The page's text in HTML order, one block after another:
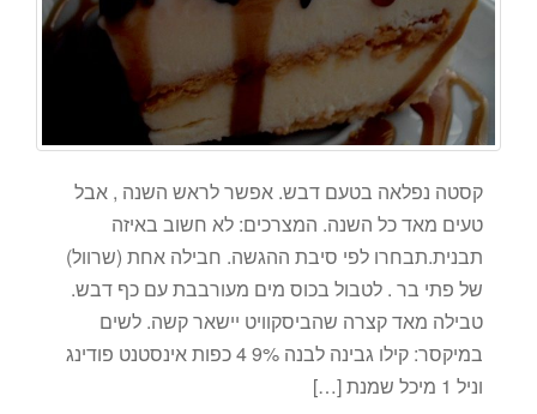
קסטה נפלאה בטעם דבש. אפשר לראש השנה , אבל
טעים מאד כל השנה. המצרכים: לא חשוב באיזה
תבנית.תבחרו לפי סיבת ההגשה. חבילה אחת (שרוול)
של פתי בר . לטבול בכוס מים מעורבבת עם כף דבש.
טבילה מאד קצרה שהביסקוויט יישאר קשה. לשים
במיקסר: קילו גבינה לבנה 9% 4 כפות אינסטנט פודינג
וניל 1 מיכל שמנת […]